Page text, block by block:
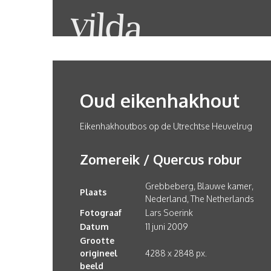
Oud eikenhakhout
Eikenhakhoutbos op de Utrechtse Heuvelrug
Zomereik / Quercus robur
Plaats
Grebbeberg, Blauwe kamer,
Nederland, The Netherlands
Fotograaf
Lars Soerink
Datum
11 juni 2009
Grootte
origineel
beeld
4288 x 2848 px.